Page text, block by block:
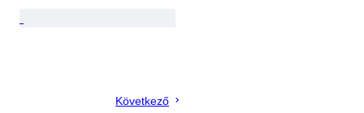
Következő